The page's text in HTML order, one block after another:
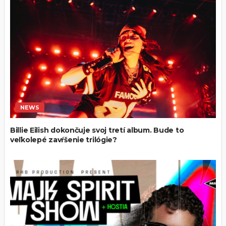
NEWS
Billie Eilish dokončuje svoj tretí album. Bude to
veľkolepé zavŕšenie trilógie?